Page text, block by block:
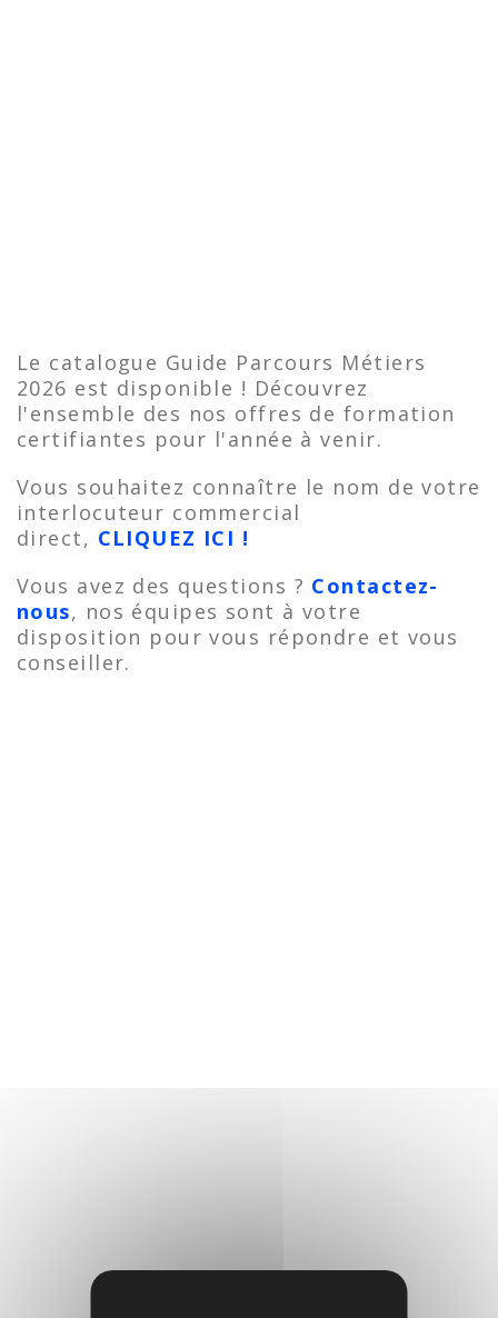
Le catalogue Guide Parcours Métiers
2026 est disponible ! Découvrez
l'ensemble des nos offres de formation
certifiantes pour l'année à venir.
Vous souhaitez connaître le nom de votre
interlocuteur commercial
direct, CLIQUEZ ICI !
Vous avez des questions ? Contactez-
nous, nos équipes sont à votre
disposition pour vous répondre et vous
conseiller.